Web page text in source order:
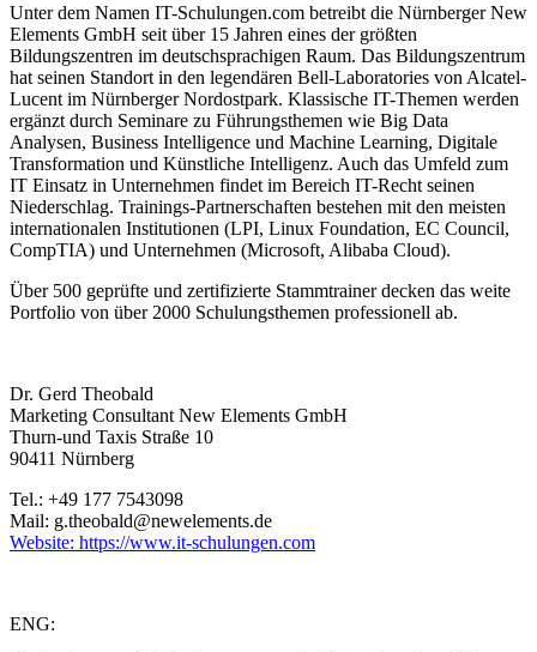
Unter dem Namen IT-Schulungen.com betreibt die Nürnberger New
Elements GmbH seit über 15 Jahren eines der größten
Bildungszentren im deutschsprachigen Raum. Das Bildungszentrum
hat seinen Standort in den legendären Bell-Laboratories von Alcatel-
Lucent im Nürnberger Nordostpark. Klassische IT-Themen werden
ergänzt durch Seminare zu Führungsthemen wie Big Data
Analysen, Business Intelligence und Machine Learning, Digitale
Transformation und Künstliche Intelligenz. Auch das Umfeld zum
IT Einsatz in Unternehmen findet im Bereich IT-Recht seinen
Niederschlag. Trainings-Partnerschaften bestehen mit den meisten
internationalen Institutionen (LPI, Linux Foundation, EC Council,
CompTIA) und Unternehmen (Microsoft, Alibaba Cloud).
Über 500 geprüfte und zertifizierte Stammtrainer decken das weite
Portfolio von über 2000 Schulungsthemen professionell ab.
Dr. Gerd Theobald
Marketing Consultant New Elements GmbH
Thurn-und Taxis Straße 10
90411 Nürnberg
Tel.: +49 177 7543098
Mail: g.theobald@newelements.de
Website: https://www.it-schulungen.com
ENG: